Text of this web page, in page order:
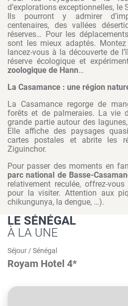
d’explorations exceptionnelles, le
Ils pourront y admirer
centenaires, des vallées
réserves… Pour les
sont les mieux adaptés.
lancez-vous à la découverte de
réserve écologique et
zoologique de Hann…
La Casamance : une région
La Casamance regorge de
forêts et de palmeraies. La vie
grande partie autour des
Elle affiche des paysages
cartes postales et abrite les
Ziguinchor.
Pour passer des moments en
parc national de Basse-
relativement reculée, offrez-vous
pour la visiter. Attention aux
chikungunya, la dengue, …).
LE SÉNÉGAL
À LA UNE
Séjour /Sénégal
Royam Hotel 4*